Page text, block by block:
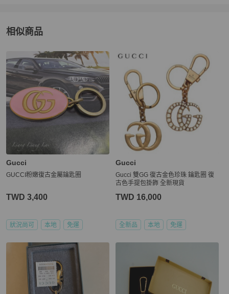
相似商品
Gucci女士配件推薦精品
Gucci
GUCCI粉嫩復古金屬鑰匙圈
TWD 3,400
狀況尚可 本地 免運
Gucci
Gucci 雙GG 復古金色珍珠 鑰匙圈 復
古色手提包掛飾 全新現貨
TWD 16,000
全新品 本地 免運